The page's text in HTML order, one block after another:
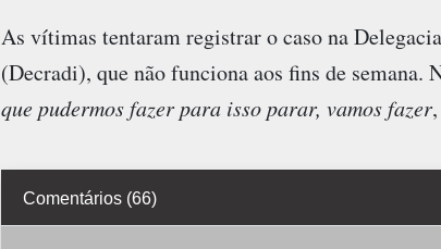
As vítimas tentaram registrar o caso na
(Decradi), que não funciona aos fins de semana.
que pudermos fazer para isso parar, vamos fazer
Comentários (66)